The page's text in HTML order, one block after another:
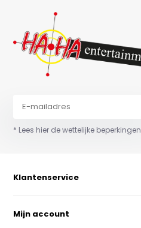
* Lees hier de wettelijke beperkingen
Klantenservice
Mijn account